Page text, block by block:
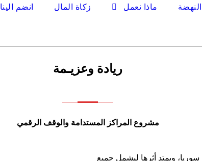
ماذا نعمل زكاة المال انضم الينا
ريادة وعزيـمة
مشروع المراكز المستدامة والوقف الرقمي
سوريا، ويمتد أثرها ليشمل جميع